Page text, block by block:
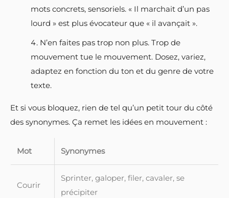
mots concrets, sensoriels. « Il marchait d’un pas
lourd » est plus évocateur que « il avançait ».
N’en faites pas trop non plus. Trop de
mouvement tue le mouvement. Dosez, variez,
adaptez en fonction du ton et du genre de votre
texte.
Et si vous bloquez, rien de tel qu’un petit tour du côté
des synonymes. Ça remet les idées en mouvement :
Mot Synonymes
Courir
Sprinter, galoper, filer, cavaler, se
précipiter